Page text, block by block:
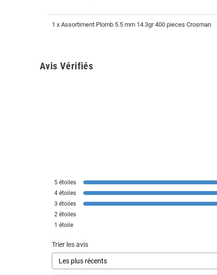
1 x Assortiment Plomb 5.5 mm 14.3gr 400 pieces Crosman
Avis Vérifiés
5 étoiles
4 étoiles
3 étoiles
2 étoiles
1 étoile
Trier les avis